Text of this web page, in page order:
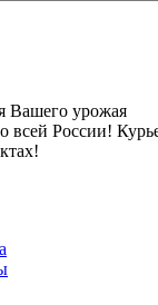
Вашего урожая
всей России!